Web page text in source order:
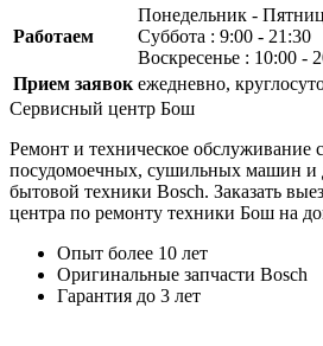
Работаем
Понедельник ‐
Суббота : 9:00 - 21:30
Воскресенье : 10:00 -
Прием заявок ежедневно,
Сервисный центр Бош
Ремонт и техническое обслуживание
посудомоечных, сушильных машин и
бытовой техники Bosch. Заказать
центра по ремонту техники Бош на
Опыт более 10 лет
Оригинальные запчасти Bosch
Гарантия до 3 лет